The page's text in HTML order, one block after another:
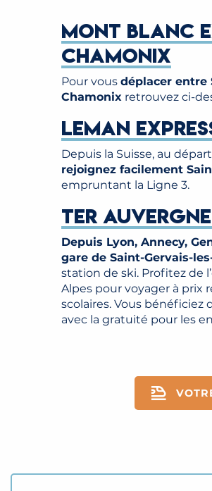
MONT BLANC
CHAMONIX
Pour vous déplacer entre
Chamonix retrouvez ci-
LEMAN
Depuis la Suisse, au
rejoignez facilement
empruntant la Ligne 3.
TER
Depuis Lyon, Annecy,
gare de Saint-Gervais-
station de ski. Profitez de
Alpes pour voyager à prix
scolaires. Vous bénéficiez
avec la gratuité pour les